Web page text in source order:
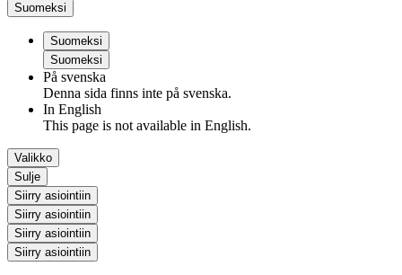
Suomeksi
Suomeksi
Suomeksi
På svenska
Denna sida finns inte på svenska.
In English
This page is not available in English.
Valikko
Sulje
Siirry asiointiin
Siirry asiointiin
Siirry asiointiin
Siirry asiointiin